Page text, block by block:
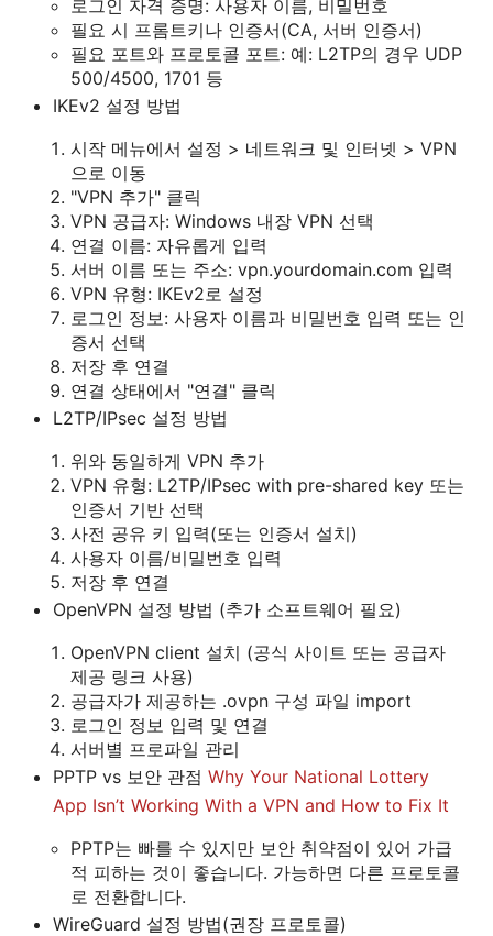
로그인 자격 증명: 사용자 이름, 비밀번호
필요 시 프롬트키나 인증서(CA, 서버 인증서)
필요 포트와 프로토콜 포트: 예: L2TP의 경우 UDP
500/4500, 1701 등
IKEv2 설정 방법
시작 메뉴에서 설정 > 네트워크 및 인터넷 > VPN
으로 이동
"VPN 추가" 클릭
VPN 공급자: Windows 내장 VPN 선택
연결 이름: 자유롭게 입력
서버 이름 또는 주소: vpn.yourdomain.com 입력
VPN 유형: IKEv2로 설정
로그인 정보: 사용자 이름과 비밀번호 입력 또는 인
증서 선택
저장 후 연결
연결 상태에서 "연결" 클릭
L2TP/IPsec 설정 방법
위와 동일하게 VPN 추가
VPN 유형: L2TP/IPsec with pre-shared key 또는
인증서 기반 선택
사전 공유 키 입력(또는 인증서 설치)
사용자 이름/비밀번호 입력
저장 후 연결
OpenVPN 설정 방법 (추가 소프트웨어 필요)
OpenVPN client 설치 (공식 사이트 또는 공급자
제공 링크 사용)
공급자가 제공하는 .ovpn 구성 파일 import
로그인 정보 입력 및 연결
서버별 프로파일 관리
PPTP vs 보안 관점 Why Your National Lottery
App Isn’t Working With a VPN and How to Fix It
PPTP는 빠를 수 있지만 보안 취약점이 있어 가급
적 피하는 것이 좋습니다. 가능하면 다른 프로토콜
로 전환합니다.
WireGuard 설정 방법(권장 프로토콜)